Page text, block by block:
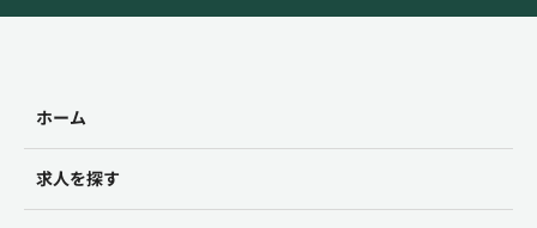
ホーム
求人を探す